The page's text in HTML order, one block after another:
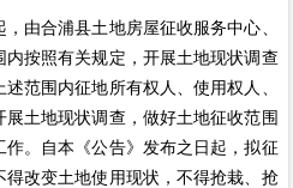
由合浦县土地房屋征收服务中心、
按照有关规定，开展土地现状调查
范围内征地所有权人、使用权人、
土地现状调查，做好土地征收范围
。自本《公告》发布之日起，拟征
改变土地使用现状，不得抢栽、抢